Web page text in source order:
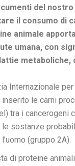
del
il consumo di
animale
umana, con
metaboliche,
Internazionale
inserito le carni
tra i cancerogeni
sostanze
(gruppo 2A).
di proteine